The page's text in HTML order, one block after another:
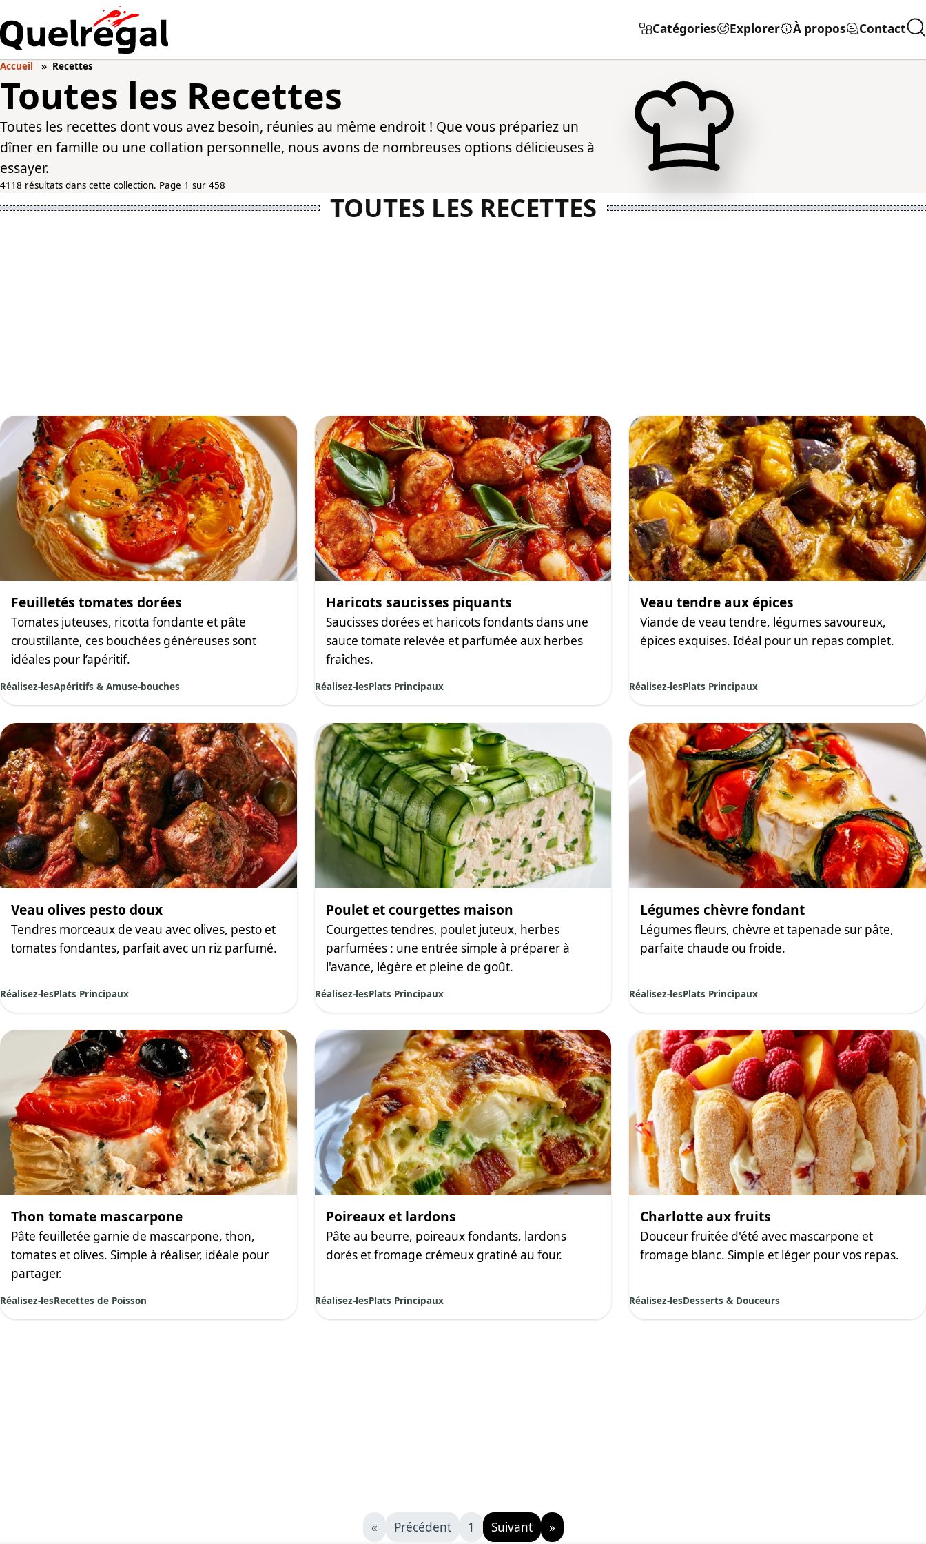
Catégories Explorer À propos Contact
Accueil Recettes
Toutes les Recettes
Toutes les recettes dont vous avez besoin, réunies au même endroit ! Que vous prépariez un
dîner en famille ou une collation personnelle, nous avons de nombreuses options délicieuses à
essayer.
4118 résultats dans cette collection. Page 1 sur 458
TOUTES LES RECETTES
Feuilletés tomates dorées
Tomates juteuses, ricotta fondante et pâte
croustillante, ces bouchées généreuses sont
idéales pour l’apéritif.
Réalisez-lesApéritifs & Amuse-bouches
Haricots saucisses piquants
Saucisses dorées et haricots fondants dans une
sauce tomate relevée et parfumée aux herbes
fraîches.
Réalisez-lesPlats Principaux
Veau tendre aux épices
Viande de veau tendre, légumes savoureux,
épices exquises. Idéal pour un repas complet.
Réalisez-lesPlats Principaux
Veau olives pesto doux
Tendres morceaux de veau avec olives, pesto et
tomates fondantes, parfait avec un riz parfumé.
Réalisez-lesPlats Principaux
Poulet et courgettes maison
Courgettes tendres, poulet juteux, herbes
parfumées : une entrée simple à préparer à
l'avance, légère et pleine de goût.
Réalisez-lesPlats Principaux
Légumes chèvre fondant
Légumes fleurs, chèvre et tapenade sur pâte,
parfaite chaude ou froide.
Réalisez-lesPlats Principaux
Thon tomate mascarpone
Pâte feuilletée garnie de mascarpone, thon,
tomates et olives. Simple à réaliser, idéale pour
partager.
Réalisez-lesRecettes de Poisson
Poireaux et lardons
Pâte au beurre, poireaux fondants, lardons
dorés et fromage crémeux gratiné au four.
Réalisez-lesPlats Principaux
Charlotte aux fruits
Douceur fruitée d'été avec mascarpone et
fromage blanc. Simple et léger pour vos repas.
Réalisez-lesDesserts & Douceurs
« Précédent 1 Suivant »